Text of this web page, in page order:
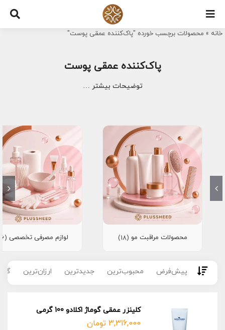
Skip
content
خانه » محصولات برچسب خورده "پاک‌کننده عمقی پوست"
پاک‌کننده عمقی پوست
توضیحات بیشتر …
محصولات مراقبت مو (18) لوازم مصرفی تخصصی (16)
پیش‌فرض محبوب‌ترین جدیدترین ارزان‌ترین
کلینزر عمقی گوماژ اکلادو 100 گرمی
3,316,000 تومان